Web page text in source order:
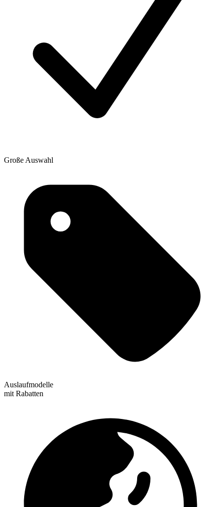
Große Auswahl
Auslaufmodelle
mit Rabatten